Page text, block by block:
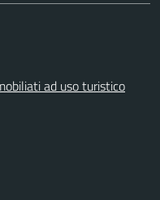
ad uso turistico